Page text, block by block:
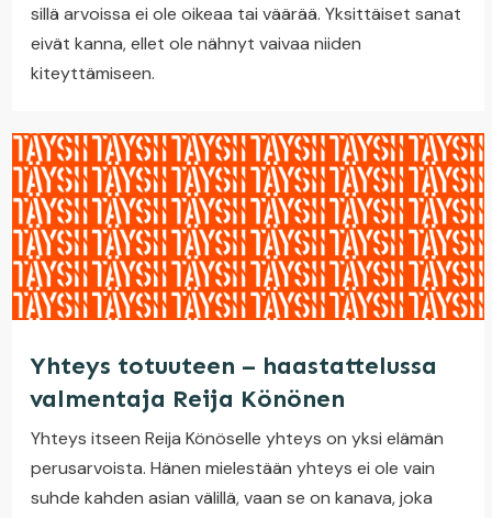
sillä arvoissa ei ole oikeaa tai väärää. Yksittäiset sanat
eivät kanna, ellet ole nähnyt vaivaa niiden
kiteyttämiseen.
Yhteys totuuteen – haastattelussa
valmentaja Reija Könönen
Yhteys itseen Reija Könöselle yhteys on yksi elämän
perusarvoista. Hänen mielestään yhteys ei ole vain
suhde kahden asian välillä, vaan se on kanava, joka